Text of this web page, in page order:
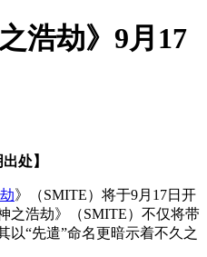
浩劫》9月17
处】
》（SMITE）将于9月17日开
之浩劫》（SMITE）不仅将带
以“先遣”命名更暗示着不久之